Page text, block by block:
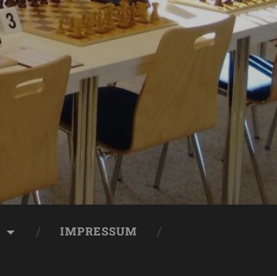
IMPRESSUM